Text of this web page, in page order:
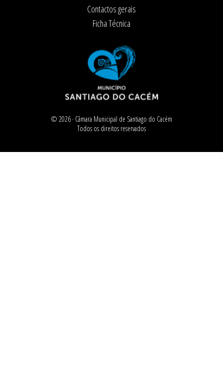
Contactos gerais
Ficha Técnica
© 2026 · Câmara Municipal de Santiago do Cacém
Todos os direitos reservados